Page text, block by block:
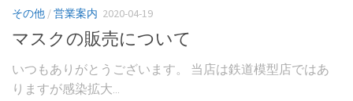
その他 /営業案内 2020-04-19
マスクの販売について
いつもありがとうございます。 当店は鉄道模型店ではあ
りますが感染拡大...